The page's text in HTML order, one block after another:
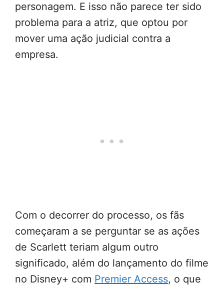
personagem. E isso não parece ter sido
problema para a atriz, que optou por
mover uma ação judicial contra a
empresa.
Com o decorrer do processo, os fãs
começaram a se perguntar se as ações
de Scarlett teriam algum outro
significado, além do lançamento do filme
no Disney+ com Premier Access, o que